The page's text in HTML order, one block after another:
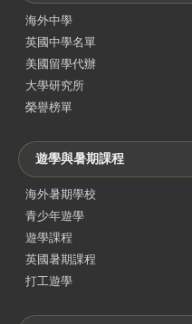
海外中學
英國中學名單
美國留學代辦
大學研究所
榮譽榜單
遊學與暑期課程
海外暑期學校
青少年遊學
遊學課程
英國暑期課程
打工遊學